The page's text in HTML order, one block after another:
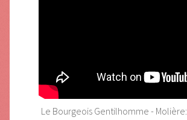
Le Bourgeois Gentilhomme -